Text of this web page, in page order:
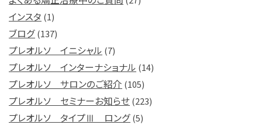
インスタ (1)
ブログ(137)
プレオルソ イニシャル (7)
プレオルソ インターナショナル (14)
プレオルソ サロンのご紹介 (105)
プレオルソ セミナーお知らせ(223)
プレオルソ タイプⅢ ロング(5)